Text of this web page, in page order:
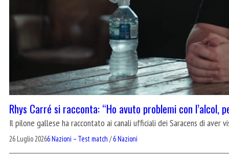
Rhys Carré si racconta: “Ho avuto problemi con l’alcol,
Il pilone gallese ha raccontato ai canali ufficiali dei Saracens di
26 Luglio 20266 Nazioni – Test match /6 Nazioni